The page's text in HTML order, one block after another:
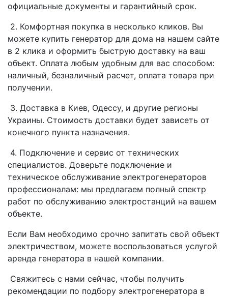
официальные документы и гарантийный срок.
2. Комфортная покупка в несколько кликов. Вы
можете купить генератор для дома на нашем сайте
в 2 клика и оформить быструю доставку на ваш
объект. Оплата любым удобным для вас способом:
наличный, безналичный расчет, оплата товара при
получении.
3. Доставка в Киев, Одессу, и другие регионы
Украины. Стоимость доставки будет зависеть от
конечного пункта назначения.
4. Подключение и сервис от технических
специалистов. Доверьте подключение и
техническое обслуживание электрогенераторов
профессионалам: мы предлагаем полный спектр
работ по обслуживанию электростанций на вашем
объекте.
Если Вам необходимо срочно запитать свой объект
электричеством, можете воспользоваться услугой
аренда генератора в нашей компании.
Свяжитесь с нами сейчас, чтобы получить
рекомендации по подбору электрогенератора в